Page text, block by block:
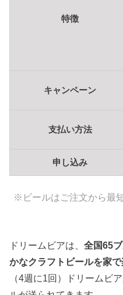
特徴
キャンペーン
支払い方法
申し込み
※ビールはご注文から最
ドリームビアは、全国65
かなクラフトビールを家
（4週に1回）ドリームビ